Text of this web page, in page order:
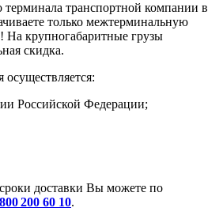
терминала транспортной компании в
только межтерминальную
На крупногабаритные грузы
скидка.
осуществляется:
Российской Федерации;
доставки Вы можете по
200 60 10.